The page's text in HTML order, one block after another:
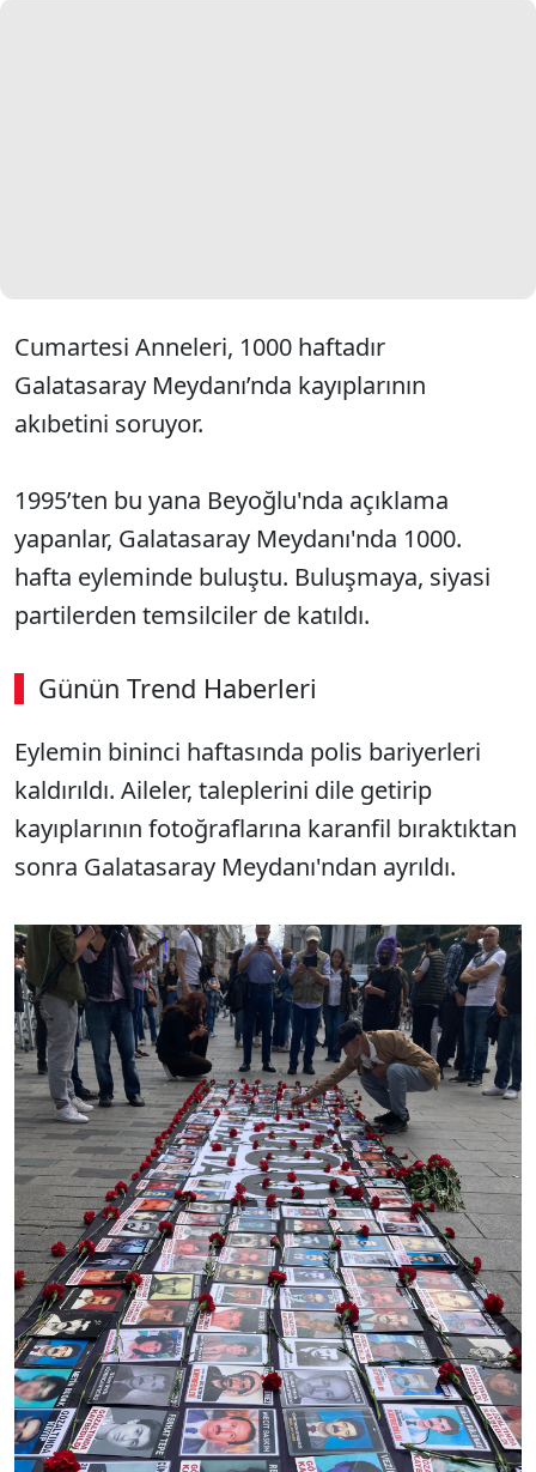
Cumartesi Anneleri, 1000 haftadır
Galatasaray Meydanı’nda kayıplarının
akıbetini soruyor.
1995’ten bu yana Beyoğlu'nda açıklama
yapanlar, Galatasaray Meydanı'nda 1000.
hafta eyleminde buluştu. Buluşmaya, siyasi
partilerden temsilciler de katıldı.
Günün Trend Haberleri
Eylemin bininci haftasında polis bariyerleri
kaldırıldı. Aileler, taleplerini dile getirip
kayıplarının fotoğraflarına karanfil bıraktıktan
sonra Galatasaray Meydanı'ndan ayrıldı.